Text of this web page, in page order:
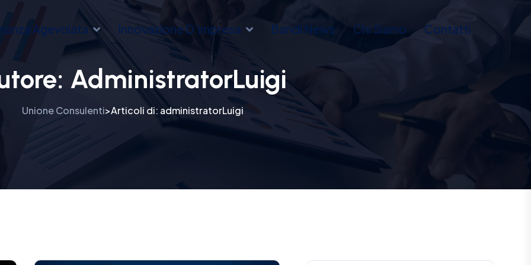
Agevolata Innovazione D’impresa Bandi News Chi Siamo Contatti
AdministratorLuigi
Unione Consulenti>Articoli di: administratorLuigi